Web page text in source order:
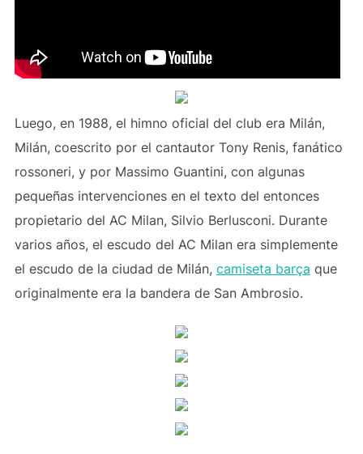
Luego, en 1988, el himno oficial del club era Milán,
Milán, coescrito por el cantautor Tony Renis, fanático
rossoneri, y por Massimo Guantini, con algunas
pequeñas intervenciones en el texto del entonces
propietario del AC Milan, Silvio Berlusconi. Durante
varios años, el escudo del AC Milan era simplemente
el escudo de la ciudad de Milán, camiseta barça que
originalmente era la bandera de San Ambrosio.